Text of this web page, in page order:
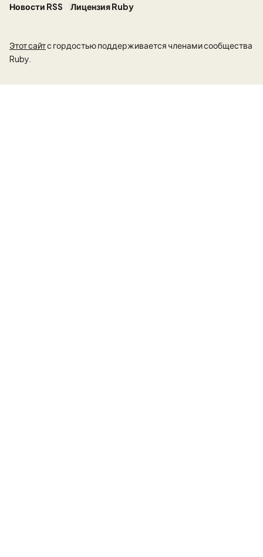
Новости RSS Лицензия Ruby
Этот сайтс гордостью поддерживается членами сообщества
Ruby.